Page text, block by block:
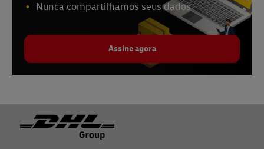
Nunca compartilhamos seus dados
Assine agora
Rodapé